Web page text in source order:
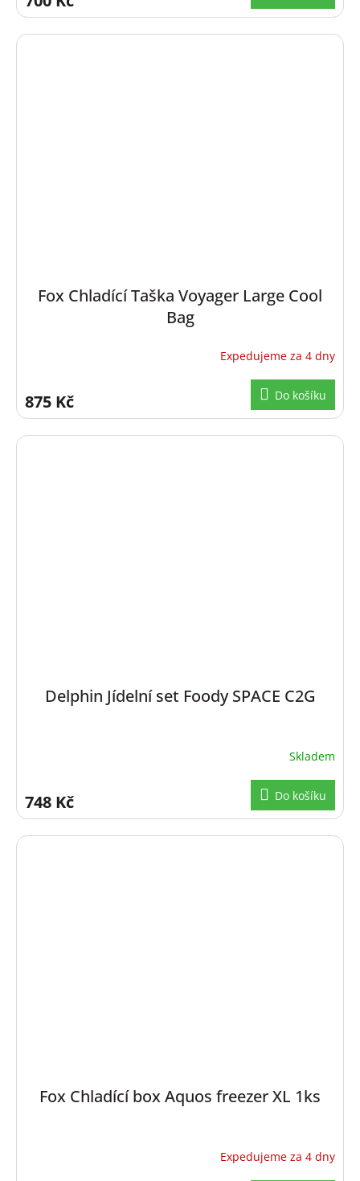
Fox Chladící Taška Voyager Large Cool
Bag
Expedujeme za 4 dny
875 Kč Do košíku
Delphin Jídelní set Foody SPACE C2G
Skladem
748 Kč Do košíku
Fox Chladící box Aquos freezer XL 1ks
Expedujeme za 4 dny